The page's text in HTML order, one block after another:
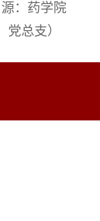
源：药学院
党总支）